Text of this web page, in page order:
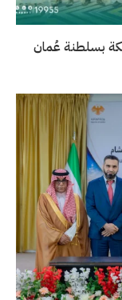
بسلطنة عُمان